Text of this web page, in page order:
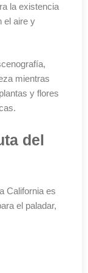
la existencia
el aire y
mientras
y flores
del
California es
el paladar,